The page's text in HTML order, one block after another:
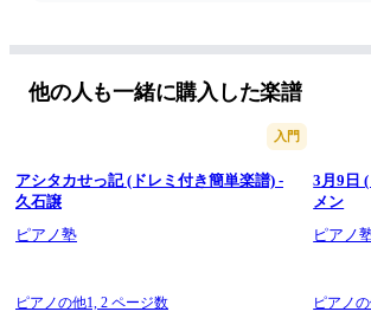
他の人も一緒に購入した楽譜
入門
アシタカせっ記 (ドレミ付き簡単楽譜) -
久石譲
ピアノ塾
ピアノの他1, 2 ページ数
3月9日
メン
ピアノ
ピアノ